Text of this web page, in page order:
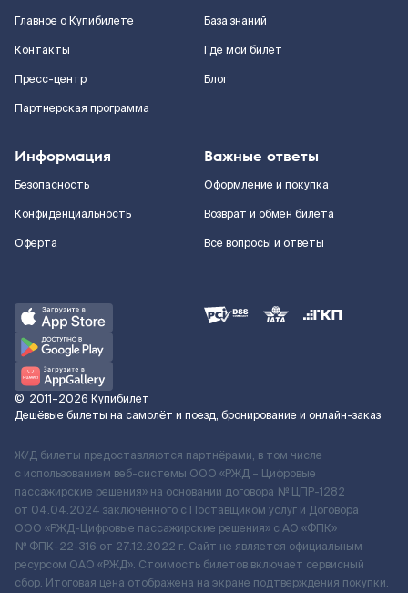
Главное о Купибилете
Контакты
Пресс-центр
Партнерская программа
База знаний
Где мой билет
Блог
Информация
Безопасность
Конфиденциальность
Оферта
Важные ответы
Оформление и покупка
Возврат и обмен билета
Все вопросы и ответы
© 2011–2026 Купибилет
Дешёвые билеты на самолёт и поезд, бронирование и онлайн-заказ
Ж/Д билеты предоставляются партнёрами, в том числе
с использованием веб-системы ООО «РЖД – Цифровые
пассажирские решения» на основании договора № ЦПР-1282
от 04.04.2024 заключенного с Поставщиком услуг и Договора
ООО «РЖД-Цифровые пассажирские решения» c АО «ФПК»
№ ФПК-22-316 от 27.12.2022 г. Сайт не является официальным
ресурсом ОАО «РЖД». Стоимость билетов включает сервисный
сбор. Итоговая цена отображена на экране подтверждения покупки.